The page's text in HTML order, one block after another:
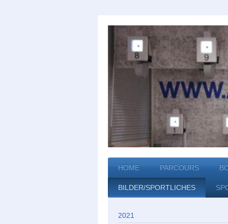
HOME PARCOURS
BILDER/SPORTLICHES
2021